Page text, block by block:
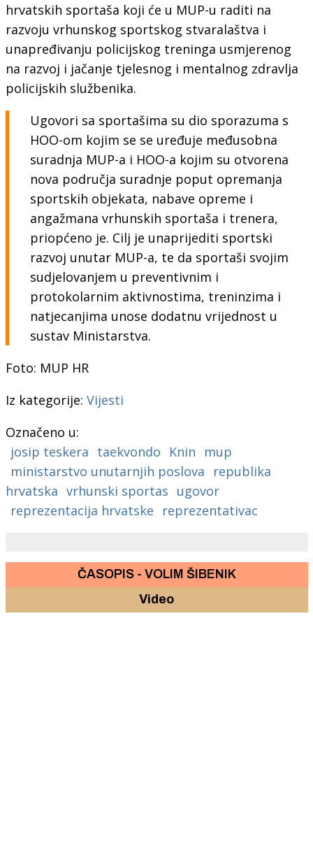
hrvatskih sportaša koji će u MUP-u raditi na
razvoju vrhunskog sportskog stvaralaštva i
unapređivanju policijskog treninga usmjerenog
na razvoj i jačanje tjelesnog i mentalnog zdravlja
policijskih službenika.
Ugovori sa sportašima su dio sporazuma s
HOO-om kojim se se uređuje međusobna
suradnja MUP-a i HOO-a kojim su otvorena
nova područja suradnje poput opremanja
sportskih objekata, nabave opreme i
angažmana vrhunskih sportaša i trenera,
priopćeno je. Cilj je unaprijediti sportski
razvoj unutar MUP-a, te da sportaši svojim
sudjelovanjem u preventivnim i
protokolarnim aktivnostima, treninzima i
natjecanjima unose dodatnu vrijednost u
sustav Ministarstva.
Foto: MUP HR
Iz kategorije: Vijesti
Označeno u:
josip teskera taekvondo Knin
mup
ministarstvo unutarnjih poslova
republika
hrvatska vrhunski sportas ugovor
reprezentacija hrvatske
reprezentativac
ČASOPIS - VOLIM ŠIBENIK
Video